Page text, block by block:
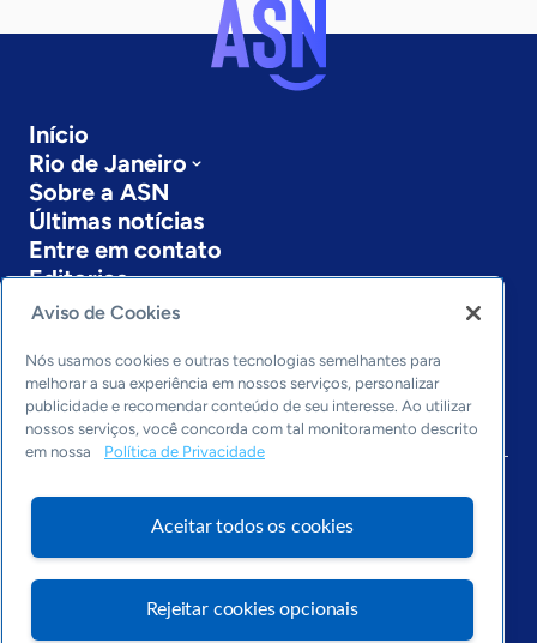
Início
Rio de Janeiro
Sobre a ASN
Últimas notícias
Entre em contato
Editorias
Economia & Política
Inovação & Tecnologia
Cultura empreendedora
Dados
Arquivo
Aviso de Cookies
Nós usamos cookies e outras tecnologias semelhantes para
melhorar a sua experiência em nossos serviços, personalizar
publicidade e recomendar conteúdo de seu interesse. Ao utilizar
nossos serviços, você concorda com tal monitoramento descrito
em nossa
Política de Privacidade
Aceitar todos os cookies
Rejeitar cookies opcionais